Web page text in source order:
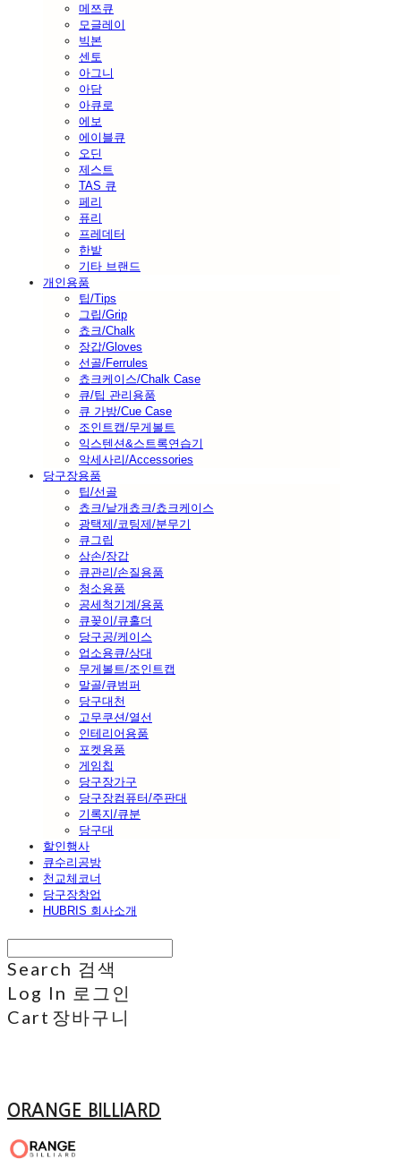
메쯔큐
모글레이
빅본
센토
아그니
아담
아큐로
에보
에이블큐
오딘
제스트
TAS 큐
페리
퓨리
프레데터
한밭
기타 브랜드
개인용품
팁/Tips
그립/Grip
쵸크/Chalk
장갑/Gloves
선골/Ferrules
쵸크케이스/Chalk Case
큐/팁 관리용품
큐 가방/Cue Case
조인트캡/무게볼트
익스텐션&스트록연습기
악세사리/Accessories
당구장용품
팁/선골
쵸크/낱개쵸크/쵸크케이스
광택제/코팅제/분무기
큐그립
삼손/장갑
큐관리/손질용품
청소용품
공세척기계/용품
큐꽂이/큐홀더
당구공/케이스
업소용큐/상대
무게볼트/조인트캡
말골/큐범퍼
당구대천
고무쿠션/열선
인테리어용품
포켓용품
게임칩
당구장가구
당구장컴퓨터/주판대
기록지/큐분
당구대
할인행사
큐수리공방
천교체코너
당구장창업
HUBRIS 회사소개
Search 검색
Log In 로그인
Cart 장바구니
ORANGE BILLIARD